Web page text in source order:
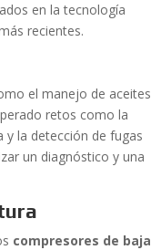
en la tecnología
recientes.
el manejo de aceites
retos como la
y la detección de fugas
un diagnóstico y una
compresores de baja